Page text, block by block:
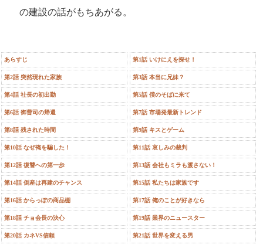
の建設の話がもちあがる。
あらすじ 第1話 いけにえを探せ！
第2話 突然現れた家族 第3話 本当に兄妹？
第4話 社長の初出勤 第5話 僕のそばに来て
第6話 御曹司の帰還 第7話 市場発最新トレンド
第8話 残された時間 第9話 キスとゲーム
第10話 なぜ俺を騙した！ 第11話 哀しみの裁判
第12話 復讐への第一歩 第13話 会社もミラも渡さない！
第14話 倒産は再建のチャンス 第15話 私たちは家族です
第16話 からっぽの商品棚 第17話 俺のことが好きなら
第18話 チョ会長の決心 第19話 業界のニュースター
第20話 カネVS信頼 第21話 世界を変える男